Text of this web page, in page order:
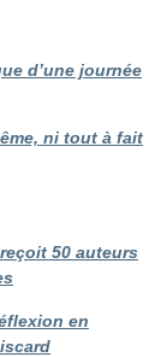
d’une journée
ni tout à fait
50 auteurs
en